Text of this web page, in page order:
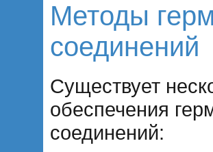
Методы
соединений
Существует
обеспечения
соединений: